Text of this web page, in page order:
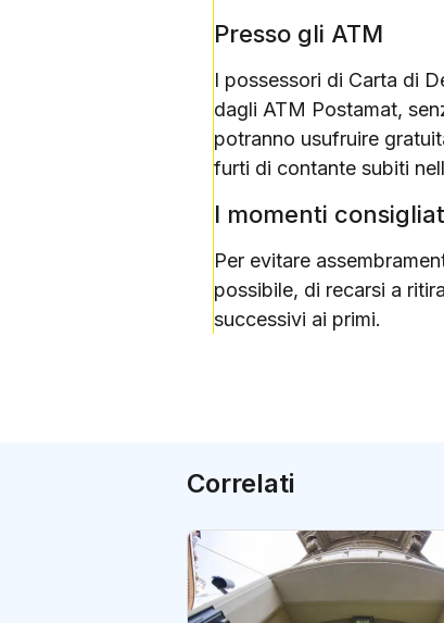
Presso gli ATM
I possessori di Carta di
dagli ATM Postamat,
potranno usufruire
furti di contante subiti
I momenti
Per evitare
possibile, di recarsi a
successivi ai primi.
Correlati